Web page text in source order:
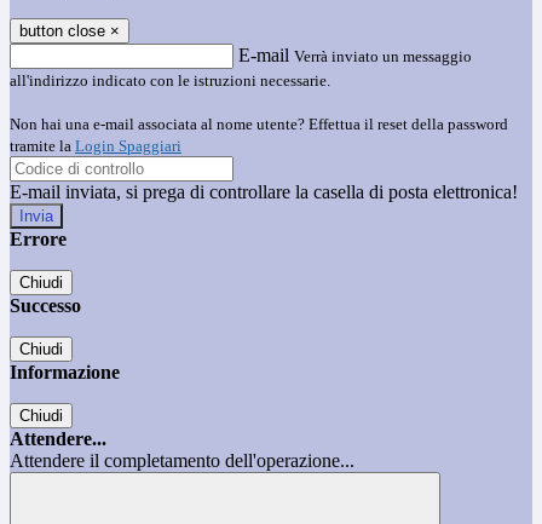
button close ×
E-mail Verrà inviato un messaggio
all'indirizzo indicato con le istruzioni necessarie.
Non hai una e-mail associata al nome utente? Effettua il reset della password
tramite la Login Spaggiari
E-mail inviata, si prega di controllare la casella di posta elettronica!
Errore
Chiudi
Successo
Chiudi
Informazione
Chiudi
Attendere...
Attendere il completamento dell'operazione...